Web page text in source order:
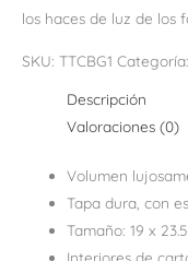
los haces de luz de los
SKU: TTCBG1 Categoría:
Descripción
Valoraciones (0)
Volumen
Tapa dura, con
Tamaño: 19 x